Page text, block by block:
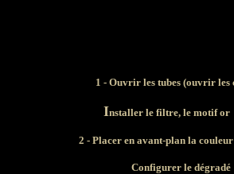
1 - Ouvrir les tubes (ouvrir
Installer le filtre, le motif or
2 - Placer en avant-plan la
Configurer le